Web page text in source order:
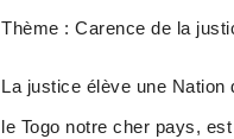
Thème : Carence de la
La justice élève une
le Togo notre cher pays,